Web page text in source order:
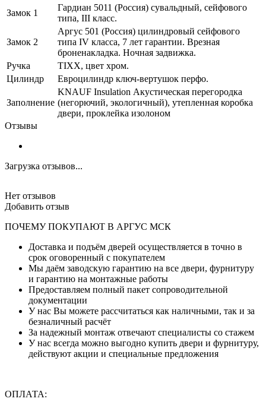
Замок 1
Гардиан 5011 (Россия) сувальдный, сейфового
типа, III класс.
Замок 2
Аргус 501 (Россия) цилиндровый сейфового
типа IV класса, 7 лет гарантии. Врезная
броненакладка. Ночная задвижка.
Ручка
TIXX, цвет хром.
Цилиндр
Евроцилиндр ключ-вертушок перфо.
Заполнение
KNAUF Insulation Акустическая перегородка
(негорючий, экологичный), утепленная коробка
двери, проклейка изолоном
Отзывы
Загрузка отзывов...
Нет отзывов
Добавить отзыв
ПОЧЕМУ ПОКУПАЮТ В АРГУС МСК
Доставка и подъём дверей осуществляется в точно в
срок оговоренный с покупателем
Мы даём заводскую гарантию на все двери, фурнитуру
и гарантию на монтажные работы
Предоставляем полный пакет сопроводительной
документации
У нас Вы можете рассчитаться как наличными, так и за
безналичный расчёт
За надежный монтаж отвечают специалисты со стажем
У нас всегда можно выгодно купить двери и фурнитуру,
действуют акции и специальные предложения
ОПЛАТА: